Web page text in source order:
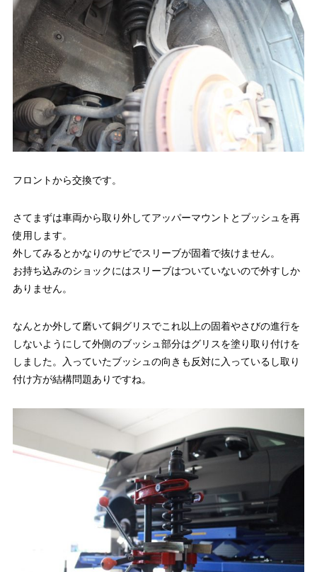
フロントから交換です。
さてまずは車両から取り外してアッパーマウントとブッシュを再
使用します。
外してみるとかなりのサビでスリーブが固着で抜けません。
お持ち込みのショックにはスリーブはついていないので外すしか
ありません。
なんとか外して磨いて銅グリスでこれ以上の固着やさびの進行を
しないようにして外側のブッシュ部分はグリスを塗り取り付けを
しました。入っていたブッシュの向きも反対に入っているし取り
付け方が結構問題ありですね。